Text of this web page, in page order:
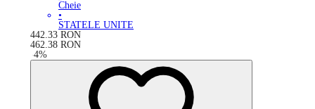
Cheie
•
STATELE UNITE
442.33 RON
462.38 RON
-4%